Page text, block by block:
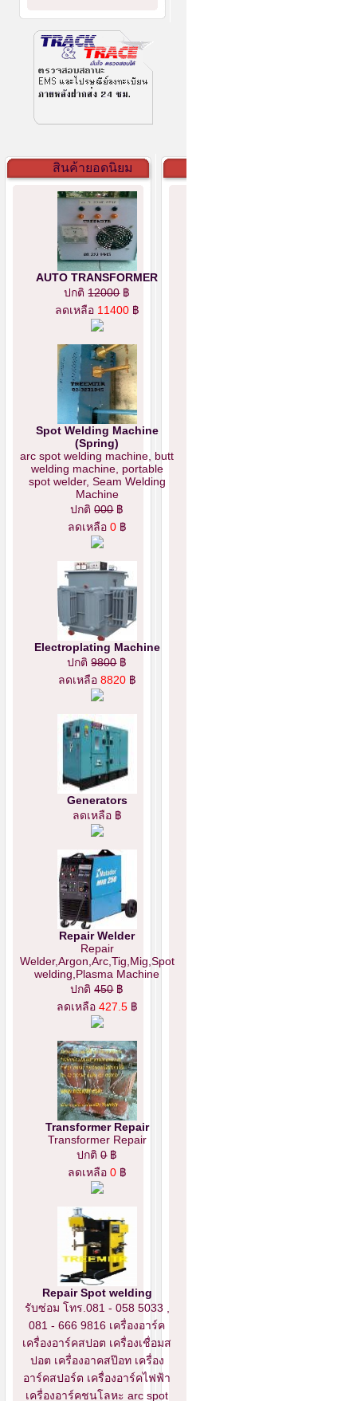
สินค้ายอดนิยม
AUTO TRANSFORMER
ปกติ12000฿
ลดเหลือ 11400 ฿
Spot Welding Machine
(Spring)
arc spot welding machine, butt
welding machine, portable
spot welder, Seam Welding
Machine
ปกติ000฿
ลดเหลือ 0 ฿
Electroplating Machine
ปกติ9800฿
ลดเหลือ 8820 ฿
Generators
ลดเหลือ ฿
Repair Welder
Repair
Welder,Argon,Arc,Tig,Mig,Spot
welding,Plasma Machine
ปกติ450฿
ลดเหลือ 427.5 ฿
Transformer Repair
Transformer Repair
ปกติ0฿
ลดเหลือ 0 ฿
Repair Spot welding
รับซ่อม โทร.081 - 058 5033 ,
081 - 666 9816 เครื่องอาร์ค
เครื่องอาร์คสปอต เครื่องเชื่อมส
ปอต เครื่องอาคสป๊อท เครื่อง
อาร์คสปอร์ต เครื่องอาร์คไฟฟ้า
เครื่องอาร์คชนโลหะ arc spot